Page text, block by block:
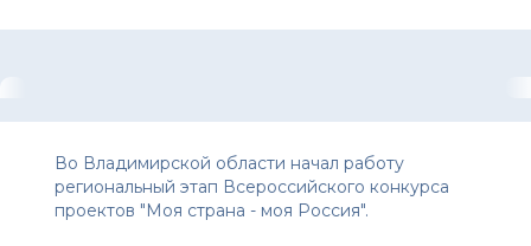
Во Владимирской области начал работу
региональный этап Всероссийского конкурса
проектов "Моя страна - моя Россия".